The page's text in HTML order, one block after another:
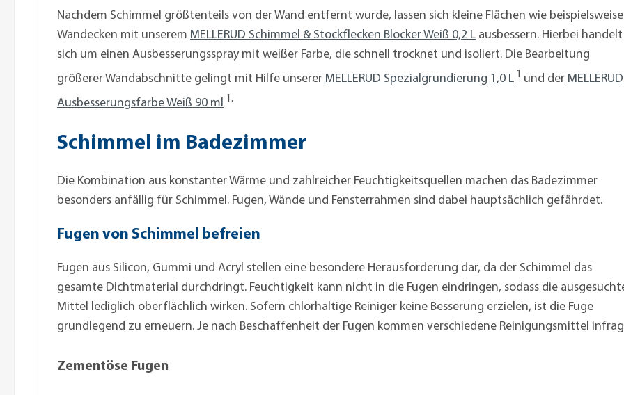
Nachdem Schimmel größtenteils von der Wand entfernt wurde, lassen sich kleine Flächen wie beispielsweise
Wandecken mit unserem MELLERUD Schimmel & Stockflecken Blocker Weiß 0,2 L ausbessern. Hierbei
sich um einen Ausbesserungsspray mit weißer Farbe, die schnell trocknet und isoliert. Die Bearbeitung
größerer Wandabschnitte gelingt mit Hilfe unserer MELLERUD Spezialgrundierung 1,0 L 1 und der MELLERUD
Ausbesserungsfarbe Weiß 90 ml 1.
Schimmel im Badezimmer
Die Kombination aus konstanter Wärme und zahlreicher Feuchtigkeitsquellen machen das Badezimmer
besonders anfällig für Schimmel. Fugen, Wände und Fensterrahmen sind dabei hauptsächlich gefährdet.
Fugen von Schimmel befreien
Fugen aus Silicon, Gummi und Acryl stellen eine besondere Herausforderung dar, da der Schimmel das
gesamte Dichtmaterial durchdringt. Feuchtigkeit kann nicht in die Fugen eindringen, sodass die
Mittel lediglich oberflächlich wirken. Sofern chlorhaltige Reiniger keine Besserung erzielen, ist die Fuge
grundlegend zu erneuern. Je nach Beschaffenheit der Fugen kommen verschiedene Reinigungsmittel
Zementöse Fugen